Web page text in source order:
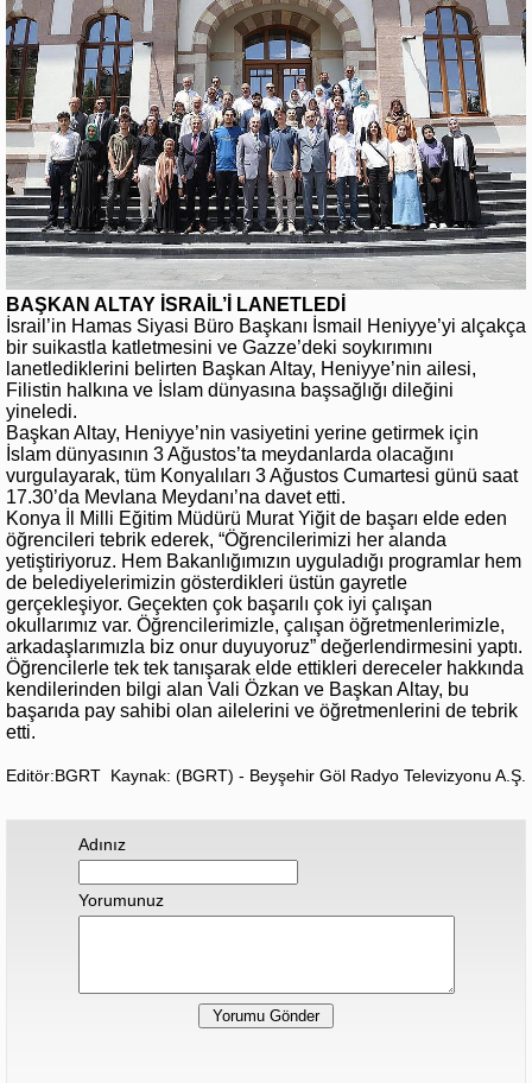
BAŞKAN ALTAY İSRAİL’İ LANETLEDİ
İsrail’in Hamas Siyasi Büro Başkanı İsmail Heniyye’yi alçakça
bir suikastla katletmesini ve Gazze’deki soykırımını
lanetlediklerini belirten Başkan Altay, Heniyye’nin ailesi,
Filistin halkına ve İslam dünyasına başsağlığı dileğini
yineledi.
Başkan Altay, Heniyye’nin vasiyetini yerine getirmek için
İslam dünyasının 3 Ağustos’ta meydanlarda olacağını
vurgulayarak, tüm Konyalıları 3 Ağustos Cumartesi günü saat
17.30’da Mevlana Meydanı’na davet etti.
Konya İl Milli Eğitim Müdürü Murat Yiğit de başarı elde eden
öğrencileri tebrik ederek, “Öğrencilerimizi her alanda
yetiştiriyoruz. Hem Bakanlığımızın uyguladığı programlar hem
de belediyelerimizin gösterdikleri üstün gayretle
gerçekleşiyor. Geçekten çok başarılı çok iyi çalışan
okullarımız var. Öğrencilerimizle, çalışan öğretmenlerimizle,
arkadaşlarımızla biz onur duyuyoruz” değerlendirmesini yaptı.
Öğrencilerle tek tek tanışarak elde ettikleri dereceler hakkında
kendilerinden bilgi alan Vali Özkan ve Başkan Altay, bu
başarıda pay sahibi olan ailelerini ve öğretmenlerini de tebrik
etti.
Editör:BGRT Kaynak: (BGRT) - Beyşehir Göl Radyo Televizyonu A.Ş.
Adınız
Yorumunuz